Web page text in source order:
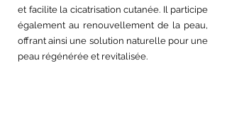
et facilite la cicatrisation cutanée. Il participe
également au renouvellement de la peau,
offrant ainsi une solution naturelle pour une
peau régénérée et revitalisée.